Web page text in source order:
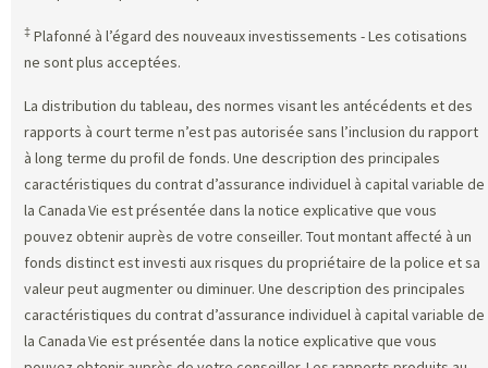
‡ Plafonné à l’égard des nouveaux investissements - Les cotisations
ne sont plus acceptées.
La distribution du tableau, des normes visant les antécédents et des
rapports à court terme n’est pas autorisée sans l’inclusion du rapport
à long terme du profil de fonds. Une description des principales
caractéristiques du contrat d’assurance individuel à capital variable de
la Canada Vie est présentée dans la notice explicative que vous
pouvez obtenir auprès de votre conseiller. Tout montant affecté à un
fonds distinct est investi aux risques du propriétaire de la police et sa
valeur peut augmenter ou diminuer. Une description des principales
caractéristiques du contrat d’assurance individuel à capital variable de
la Canada Vie est présentée dans la notice explicative que vous